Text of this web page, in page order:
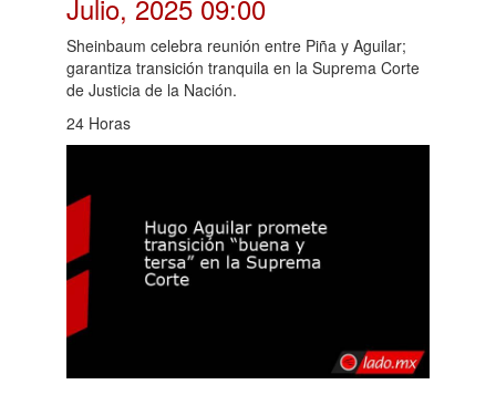
Julio, 2025 09:00
Sheinbaum celebra reunión entre Piña y Aguilar;
garantiza transición tranquila en la Suprema Corte
de Justicia de la Nación.
24 Horas